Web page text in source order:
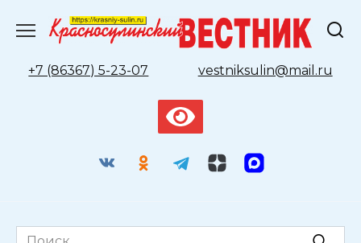
содержанию
+7 (86367) 5-23-07
vestniksulin@mail.ru
Search